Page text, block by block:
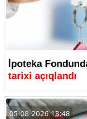
İpoteka
tarixi açıqlandı
05-08-2026 13:48